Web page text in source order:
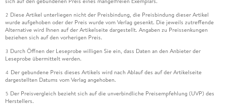
2 Diese Artikel unterliegen nicht der Preisbindung, die Preisbindung dieser Artikel
wurde aufgehoben oder der Preis wurde vom Verlag gesenkt. Die jeweils zutreffende
Alternative wird Ihnen auf der Artikelseite dargestellt. Angaben zu Preissenkungen
beziehen sich auf den vorherigen Preis.
3 Durch Öffnen der Leseprobe willigen Sie ein, dass Daten an den Anbieter der
Leseprobe übermittelt werden.
4 Der gebundene Preis dieses Artikels wird nach Ablauf des auf der Artikelseite
dargestellten Datums vom Verlag angehoben.
5 Der Preisvergleich bezieht sich auf die unverbindliche Preisempfehlung (UVP) des
Herstellers.